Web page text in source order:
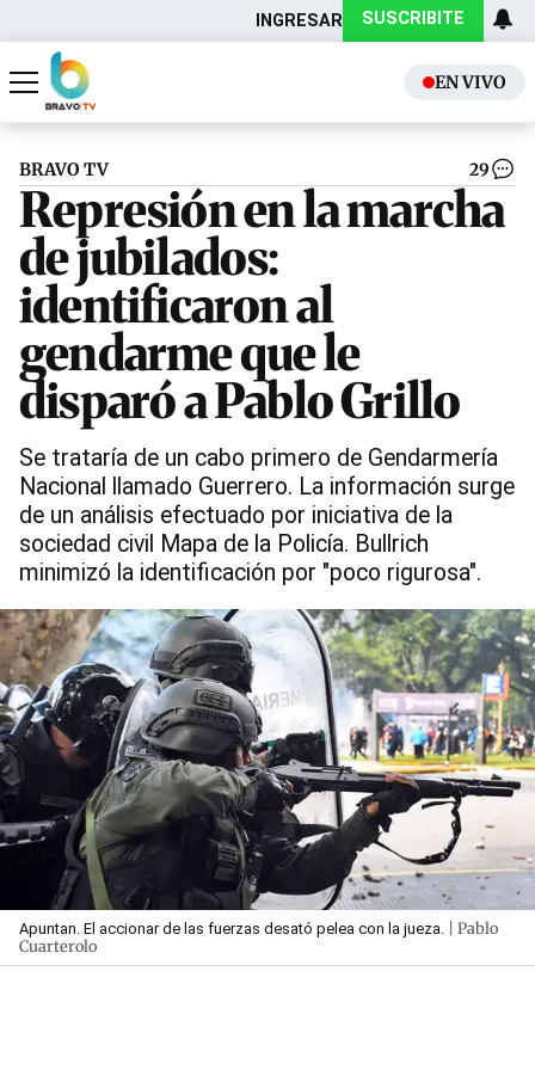
INGRESAR SUSCRIBITE
EN VIVO
Actualidad
Política
BRAVO TV 29
Represión en la marcha
de jubilados:
identificaron al
gendarme que le
disparó a Pablo Grillo
Se trataría de un cabo primero de Gendarmería
Nacional llamado Guerrero. La información surge
de un análisis efectuado por iniciativa de la
sociedad civil Mapa de la Policía. Bullrich
minimizó la identificación por "poco rigurosa".
Apuntan. El accionar de las fuerzas desató pelea con la jueza. | Pablo
Cuarterolo